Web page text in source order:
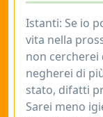
Istanti: Se io
vita nella
non
negherei di
stato, difatti
Sarei meno